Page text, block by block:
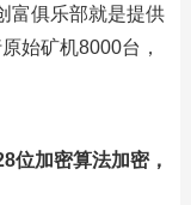
富俱乐部就是提供
始矿机8000台，
位加密算法加密，